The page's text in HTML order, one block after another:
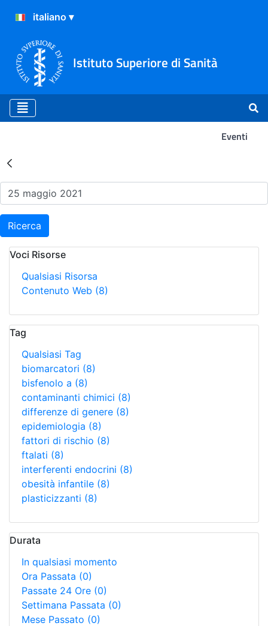
Istituto Superiore di Sanità
Eventi
Risultati della Ricerca -
Ricerca
Voci Risorse
Qualsiasi Risorsa
Contenuto Web (8)
Tag
Qualsiasi Tag
biomarcatori (8)
bisfenolo a (8)
contaminanti chimici (8)
differenze di genere (8)
epidemiologia (8)
fattori di rischio (8)
ftalati (8)
interferenti endocrini (8)
obesità infantile (8)
plasticizzanti (8)
Durata
In qualsiasi momento
Ora Passata (0)
Passate 24 Ore (0)
Settimana Passata (0)
Mese Passato (0)